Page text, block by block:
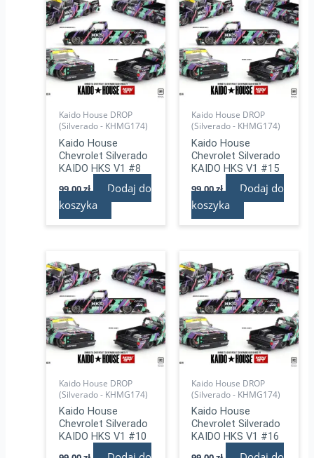
Kaido House DROP
(Silverado - KHMG174)
Kaido House
Chevrolet Silverado
KAIDO HKS V1 #8
99,00zł
Dodaj do
koszyka
Kaido House DROP
(Silverado - KHMG174)
Kaido House
Chevrolet Silverado
KAIDO HKS V1 #15
99,00zł
Dodaj do
koszyka
Kaido House DROP
(Silverado - KHMG174)
Kaido House
Chevrolet Silverado
KAIDO HKS V1 #10
Kaido House DROP
(Silverado - KHMG174)
Kaido House
Chevrolet Silverado
KAIDO HKS V1 #16